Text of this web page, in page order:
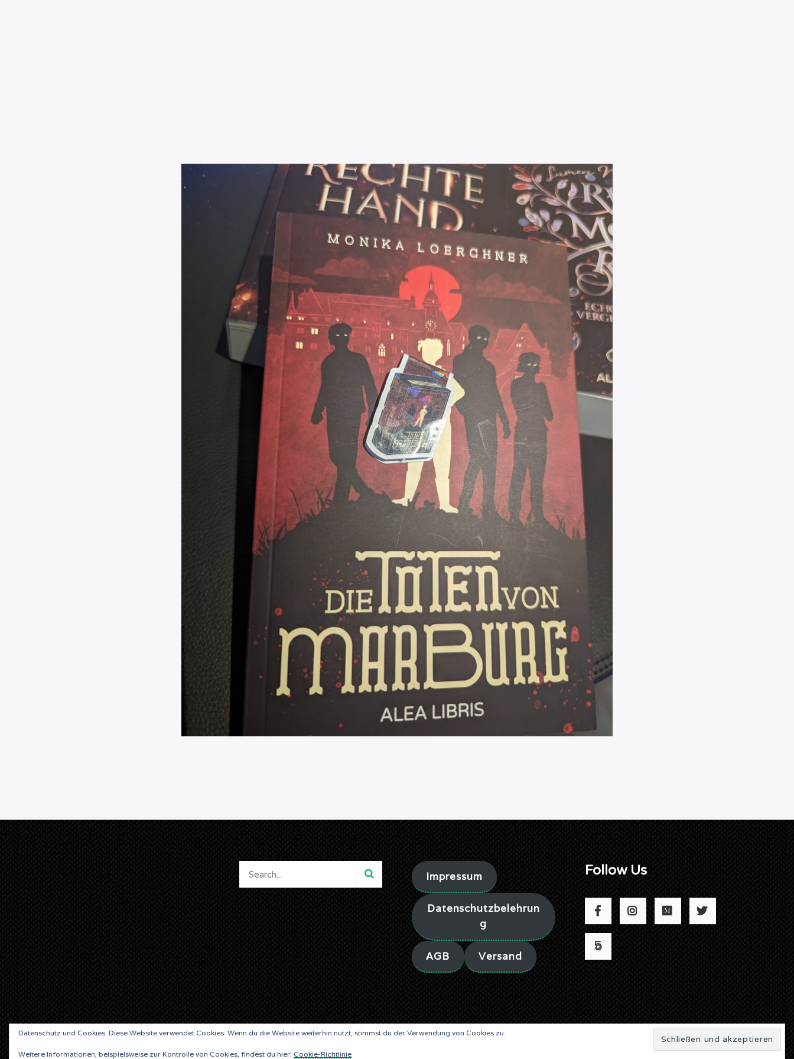
Impressum
Datenschutzbelehrun
g
AGB Versand
Follow Us
© ALEA LIBRIS VERLAG SINCE 2019
Datenschutz und Cookies: Diese Website verwendet Cookies. Wenn du die Website weiterhin nutzt, stimmst du der Verwendung von Cookies zu.
Weitere Informationen, beispielsweise zur Kontrolle von Cookies, findest du hier: Cookie-Richtlinie